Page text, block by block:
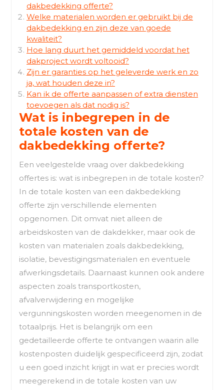
dakbedekking offerte?
Welke materialen worden er gebruikt bij de
dakbedekking en zijn deze van goede
kwaliteit?
Hoe lang duurt het gemiddeld voordat het
dakproject wordt voltooid?
Zijn er garanties op het geleverde werk en zo
ja, wat houden deze in?
Kan ik de offerte aanpassen of extra diensten
toevoegen als dat nodig is?
Wat is inbegrepen in de
totale kosten van de
dakbedekking offerte?
Een veelgestelde vraag over dakbedekking
offertes is: wat is inbegrepen in de totale kosten?
In de totale kosten van een dakbedekking
offerte zijn verschillende elementen
opgenomen. Dit omvat niet alleen de
arbeidskosten van de dakdekker, maar ook de
kosten van materialen zoals dakbedekking,
isolatie, bevestigingsmaterialen en eventuele
afwerkingsdetails. Daarnaast kunnen ook andere
aspecten zoals transportkosten,
afvalverwijdering en mogelijke
vergunningskosten worden meegenomen in de
totaalprijs. Het is belangrijk om een
gedetailleerde offerte te ontvangen waarin alle
kostenposten duidelijk gespecificeerd zijn, zodat
u een goed inzicht krijgt in wat er precies wordt
meegerekend in de totale kosten van uw